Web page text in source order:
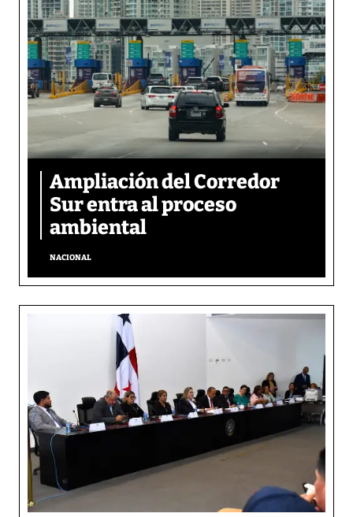
Ampliación del Corredor
Sur entra al proceso
ambiental
NACIONAL